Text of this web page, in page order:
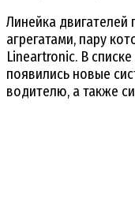
Линейка двигателей
агрегатами, пару
Lineartronic. В
появились новые
водителю, а также